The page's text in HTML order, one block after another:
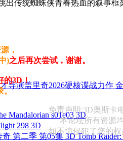
出传统蜘蛛侠青春热血的叙事框
导演盖里奇2026硬核谍战力作
Mandalorian s01e03 3D
298 3D
第二季 第05集 3D Tomb Raider:
，
)之后再次尝试，谢谢。
的3D！
。
免责声明:3D奥斯卡
本论坛所有资源
如不慎侵犯了您的权